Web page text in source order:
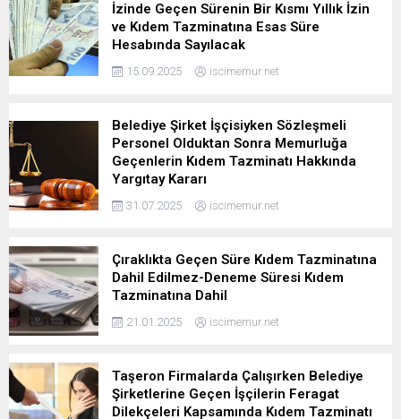
İzinde Geçen Sürenin Bir Kısmı Yıllık İzin
ve Kıdem Tazminatına Esas Süre
Hesabında Sayılacak
15.09.2025 iscimemur.net
Belediye Şirket İşçisiyken Sözleşmeli
Personel Olduktan Sonra Memurluğa
Geçenlerin Kıdem Tazminatı Hakkında
Yargıtay Kararı
31.07.2025 iscimemur.net
Çıraklıkta Geçen Süre Kıdem Tazminatına
Dahil Edilmez-Deneme Süresi Kıdem
Tazminatına Dahil
21.01.2025 iscimemur.net
Taşeron Firmalarda Çalışırken Belediye
Şirketlerine Geçen İşçilerin Feragat
Dilekçeleri Kapsamında Kıdem Tazminatı